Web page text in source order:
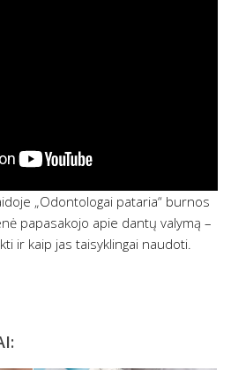
„Odontologai pataria“ burnos
papasakojo apie dantų valymą –
ir kaip jas taisyklingai naudoti.